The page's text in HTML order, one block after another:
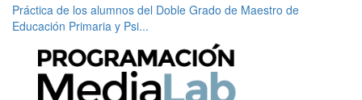
Práctica de los alumnos del Doble Grado de Maestro de
Educación Primaria y Psi...